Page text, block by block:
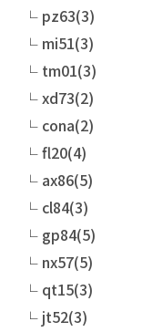
pz63(3)
mi51(3)
tm01(3)
xd73(2)
cona(2)
fl20(4)
ax86(5)
cl84(3)
gp84(5)
nx57(5)
qt15(3)
jt52(3)